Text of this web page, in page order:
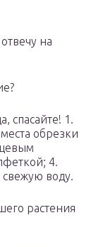
на
спасайте! 1.
обрезки
4.
свежую воду.
растения